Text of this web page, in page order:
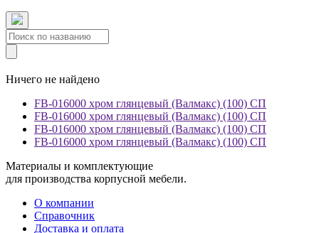
Ничего не найдено
FB-016000 хром глянцевый (Валмакс) (100) СП
FB-016000 хром глянцевый (Валмакс) (100) СП
FB-016000 хром глянцевый (Валмакс) (100) СП
FB-016000 хром глянцевый (Валмакс) (100) СП
Материалы и комплектующие
для производства корпусной мебели.
О компании
Справочник
Доставка и оплата